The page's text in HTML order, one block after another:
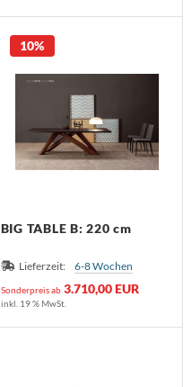
BIG TABLE B: 220 cm
Lieferzeit: 6-8 Wochen
Sonderpreis ab 3.710,00 EUR
10%
inkl. 19 % MwSt.